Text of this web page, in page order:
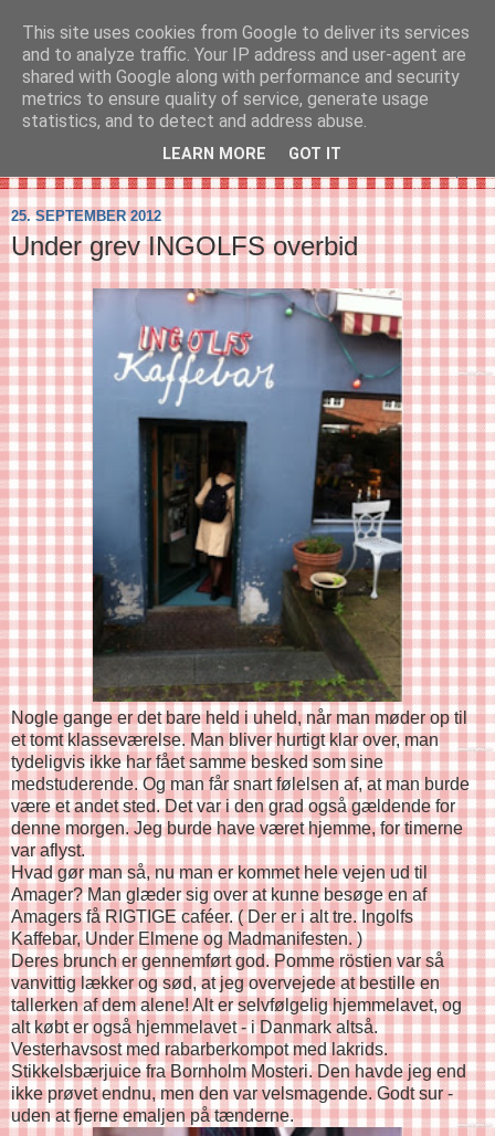
SVIRELIV
- en blog om svirelivet i København og resten af verden...
25. SEPTEMBER 2012
Under grev INGOLFS overbid
Nogle gange er det bare held i uheld, når man møder op til
et tomt klasseværelse. Man bliver hurtigt klar over, man
tydeligvis ikke har fået samme besked som sine
medstuderende. Og man får snart følelsen af, at man burde
være et andet sted. Det var i den grad også gældende for
denne morgen. Jeg burde have været hjemme, for timerne
var aflyst.
Hvad gør man så, nu man er kommet hele vejen ud til
Amager? Man glæder sig over at kunne besøge en af
Amagers få RIGTIGE caféer. ( Der er i alt tre. Ingolfs
Kaffebar, Under Elmene og Madmanifesten. )
Deres brunch er gennemført god. Pomme röstien var så
vanvittig lækker og sød, at jeg overvejede at bestille en
tallerken af dem alene! Alt er selvfølgelig hjemmelavet, og
alt købt er også hjemmelavet - i Danmark altså.
Vesterhavsost med rabarberkompot med lakrids.
Stikkelsbærjuice fra Bornholm Mosteri. Den havde jeg end
ikke prøvet endnu, men den var velsmagende. Godt sur -
uden at fjerne emaljen på tænderne.
This site uses cookies from Google to deliver its services
and to analyze traffic. Your IP address and user-agent are
shared with Google along with performance and security
metrics to ensure quality of service, generate usage
statistics, and to detect and address abuse.
LEARN MORE GOT IT